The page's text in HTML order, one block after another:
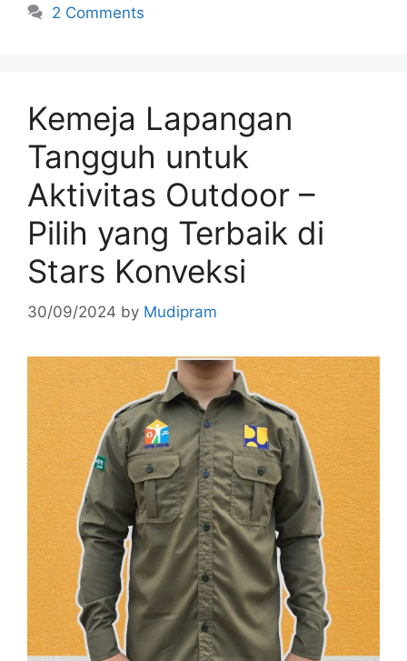
2 Comments
Kemeja Lapangan
Tangguh untuk
Aktivitas Outdoor –
Pilih yang Terbaik di
Stars Konveksi
30/09/2024 by Mudipram